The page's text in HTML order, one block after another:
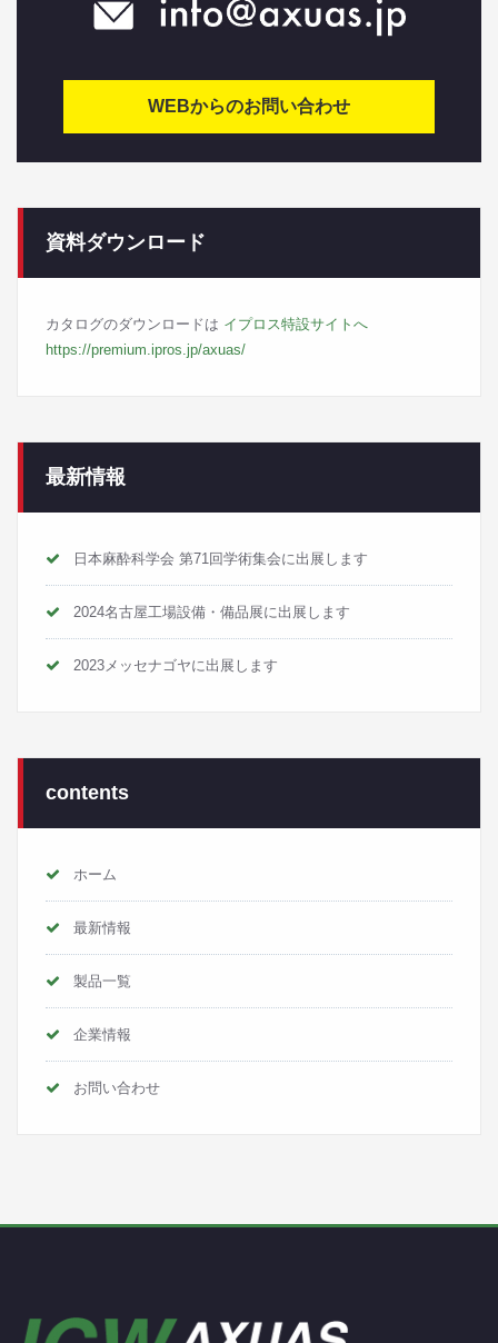
WEBからのお問い合わせ
資料ダウンロード
カタログのダウンロードは イプロス特設サイトへ
https://premium.ipros.jp/axuas/
最新情報
日本麻酔科学会 第71回学術集会に出展します
2024名古屋工場設備・備品展に出展します
2023メッセナゴヤに出展します
contents
ホーム
最新情報
製品一覧
企業情報
お問い合わせ